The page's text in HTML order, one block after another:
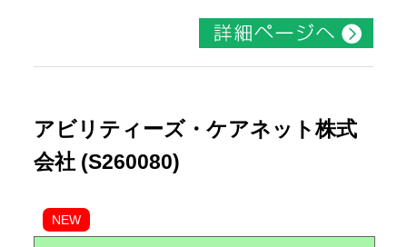
アビリティーズ・ケアネット株式
会社 (S260080)
NEW